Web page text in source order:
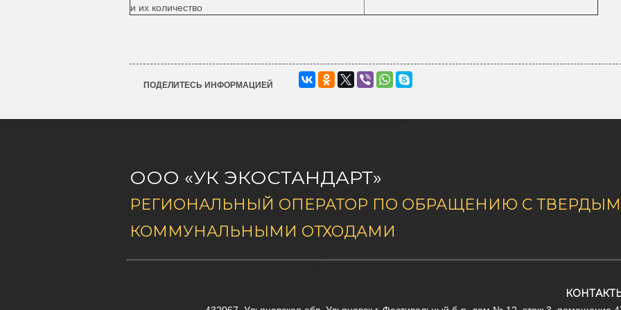
и их количество
ПОДЕЛИТЕСЬ ИНФОРМАЦИЕЙ
ООО «УК ЭКОСТАНДАРТ»
РЕГИОНАЛЬНЫЙ ОПЕРАТОР ПО ОБРАЩЕНИЮ С
КОММУНАЛЬНЫМИ ОТХОДАМИ